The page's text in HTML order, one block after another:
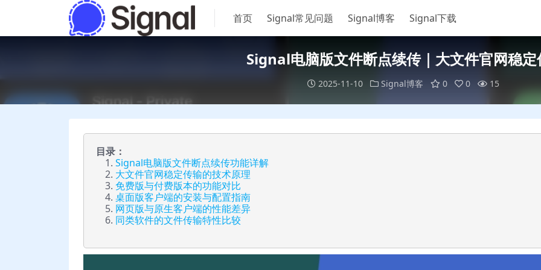
首页 Signal常见问题 Signal博客 Signal下载
Signal电脑版文件断点续传｜大文件官网稳定
2025-11-10 Signal博客 0 0 15
目录：
Signal电脑版文件断点续传功能详解
大文件官网稳定传输的技术原理
免费版与付费版本的功能对比
桌面版客户端的安装与配置指南
网页版与原生客户端的性能差异
同类软件的文件传输特性比较